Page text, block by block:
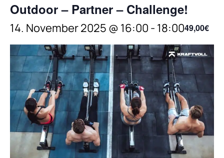
Outdoor – Partner – Challenge!
14. November 2025 @ 16:00 - 18:0049,00€